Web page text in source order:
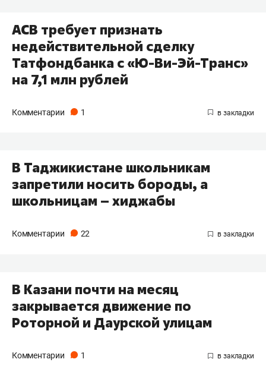
АСВ требует признать
недействительной сделку
Татфондбанка с «Ю-Ви-Эй-Транс»
на 7,1 млн рублей
Комментарии 1
В Таджикистане школьникам
запретили носить бороды, а
школьницам – хиджабы
Комментарии 22
В Казани почти на месяц
закрывается движение по
Роторной и Даурской улицам
Комментарии 1